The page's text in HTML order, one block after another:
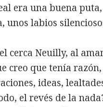
era una buena puta,
unos labios
cerca Neuilly, al
creo que tenía
ideas,
el revés de la